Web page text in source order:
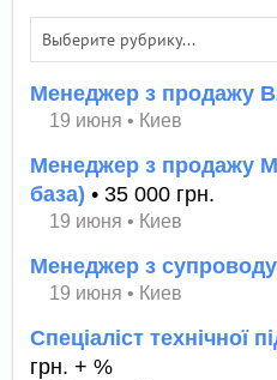
Менеджер з продажу
19 июня • Киев
Менеджер з продажу
база) • 35 000 грн.
19 июня • Киев
Менеджер з супроводу
19 июня • Киев
Спеціаліст технічної
грн. + %